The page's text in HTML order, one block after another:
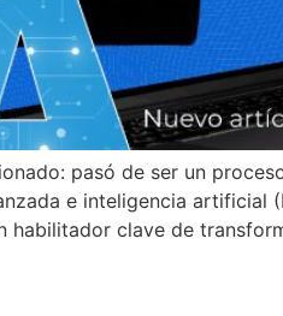
pasó de ser un
e inteligencia artificial
habilitador clave de